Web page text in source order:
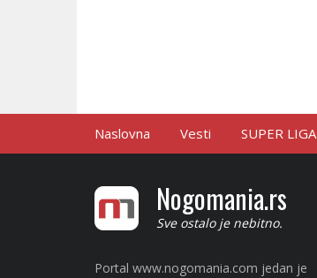
Naslovna Vesti SUPER LIGA
Nogomania.rs
Sve ostalo je nebitno.
Portal www.nogomania.com jedan je